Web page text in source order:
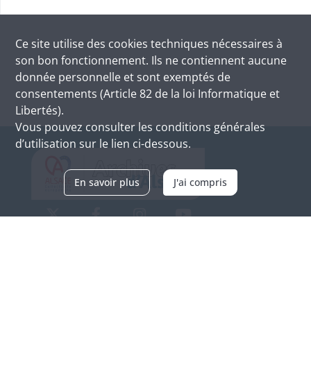
Ce site utilise des cookies techniques nécessaires à
son bon fonctionnement. Ils ne contiennent aucune
donnée personnelle et sont exemptés de
consentements (Article 82 de la loi Informatique et
Libertés).
Vous pouvez consulter les conditions générales
d’utilisation sur le lien ci-dessous.
En savoir plus J'ai compris